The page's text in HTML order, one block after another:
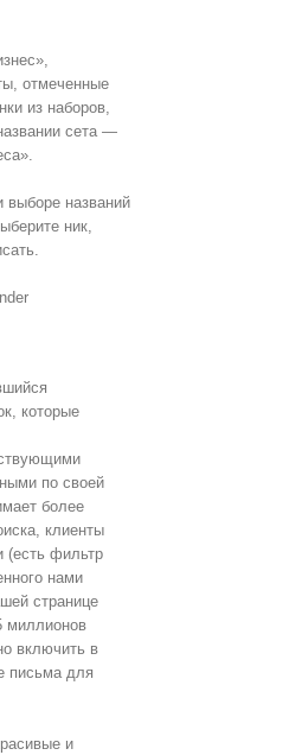
отмеченные
из наборов,
сета —
выборе названий
ник,
которые
по своей
более
клиенты
(есть фильтр
нами
странице
миллионов
включить в
письма для
и